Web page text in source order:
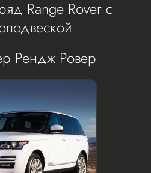
Range Rover с
Рендж Ровер